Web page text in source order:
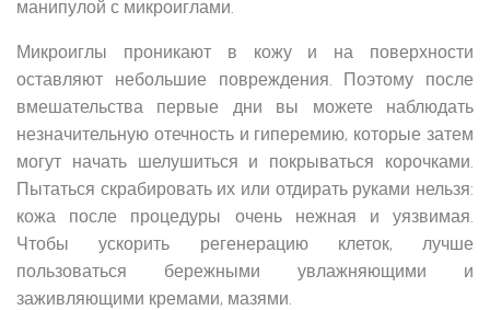
манипулой с микроиглами.
Микроиглы проникают в кожу и на поверхности
оставляют небольшие повреждения. Поэтому после
вмешательства первые дни вы можете наблюдать
незначительную отечность и гиперемию, которые затем
могут начать шелушиться и покрываться корочками.
Пытаться скрабировать их или отдирать руками нельзя:
кожа после процедуры очень нежная и уязвимая.
Чтобы ускорить регенерацию клеток, лучше
пользоваться бережными увлажняющими и
заживляющими кремами, мазями.